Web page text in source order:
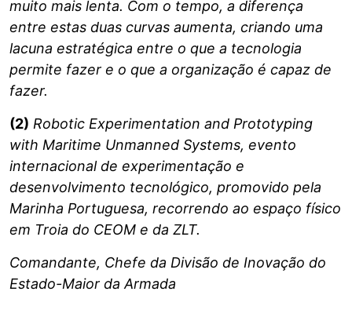
muito mais lenta. Com o tempo, a diferença
entre estas duas curvas aumenta, criando uma
lacuna estratégica entre o que a tecnologia
permite fazer e o que a organização é capaz de
fazer.
(2) Robotic Experimentation and Prototyping
with Maritime Unmanned Systems, evento
internacional de experimentação e
desenvolvimento tecnológico, promovido pela
Marinha Portuguesa, recorrendo ao espaço físico
em Troia do CEOM e da ZLT.
Comandante, Chefe da Divisão de Inovação do
Estado-Maior da Armada